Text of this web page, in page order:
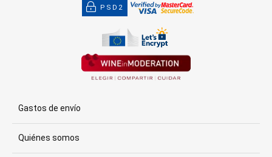
PSD2
Gastos de envío
Quiénes somos